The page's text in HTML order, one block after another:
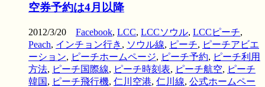
空券予約は4月以降
2012/3/20 Facebook, LCC, LCCソウル, LCCピーチ,
Peach, インチョン行き , ソウル線, ピーチ, ピーチアビエ
ーション, ピーチホームページ, ピーチ予約, ピーチ利用
方法, ピーチ国際線, ピーチ時刻表, ピーチ航空, ピーチ
韓国, ピーチ飛行機, 仁川空港, 仁川線, 公式ホームペー